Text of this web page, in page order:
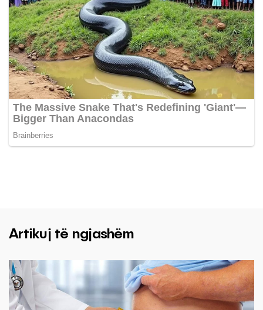
Artikuj të ngjashëm